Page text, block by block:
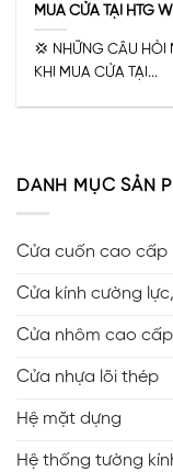
MUA CỬA TẠI HTG
💢 NHỮNG CÂU HỎI
KHI MUA CỬA TẠI...
DANH MỤC SẢN
Cửa cuốn cao cấp
Cửa kính cường
Cửa nhôm cao
Cửa nhựa lõi thép
Hệ mặt dựng
Hệ thống tường